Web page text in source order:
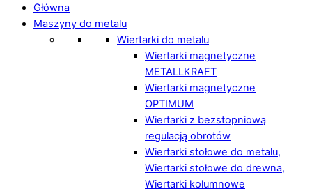
Główna
Maszyny do metalu
Wiertarki do metalu
Wiertarki magnetyczne
METALLKRAFT
Wiertarki magnetyczne
OPTIMUM
Wiertarki z bezstopniową
regulacją obrotów
Wiertarki stołowe do metalu,
Wiertarki stołowe do drewna,
Wiertarki kolumnowe